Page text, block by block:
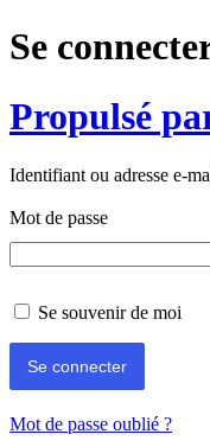
Se
Propulsé
Identifiant ou adresse e-
Mot de passe
Se souvenir de moi
Mot de passe oublié ?